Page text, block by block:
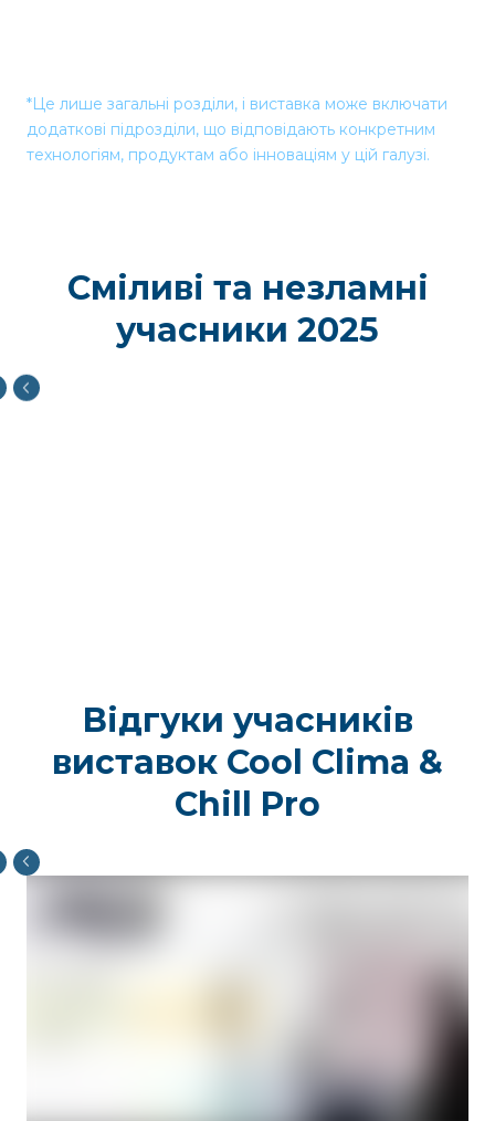
*Це лише загальні розділи, і виставка може включати
додаткові підрозділи, що відповідають конкретним
технологіям, продуктам або інноваціям у цій галузі.
Сміливі та незламні
учасники 2025
Відгуки учасників
виставок Cool Clima &
Chill Pro